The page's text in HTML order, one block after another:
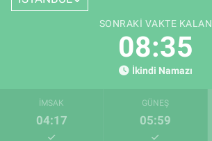
SONRAKI VAKTE KALAN
08:34
İkindi Namazı
İMSAK
04:17
GÜNEŞ
05:59